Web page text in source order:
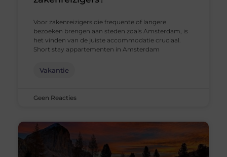
Voor zakenreizigers die frequente of langere
bezoeken brengen aan steden zoals Amsterdam, is
het vinden van de juiste accommodatie cruciaal.
Short stay appartementen in Amsterdam
Vakantie
Geen Reacties